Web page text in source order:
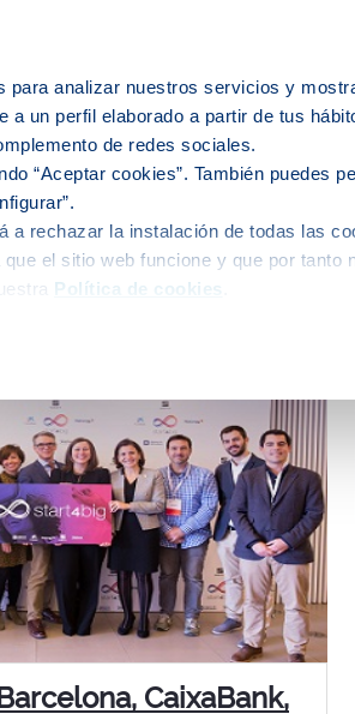
analizar nuestros servicios y
a un perfil elaborado a partir de tus
de redes sociales.
“Aceptar cookies”. También puedes
a rechazar la instalación de todas las
el sitio web funcione y que por tanto
Política de cookies
Personas
CaixaBank,